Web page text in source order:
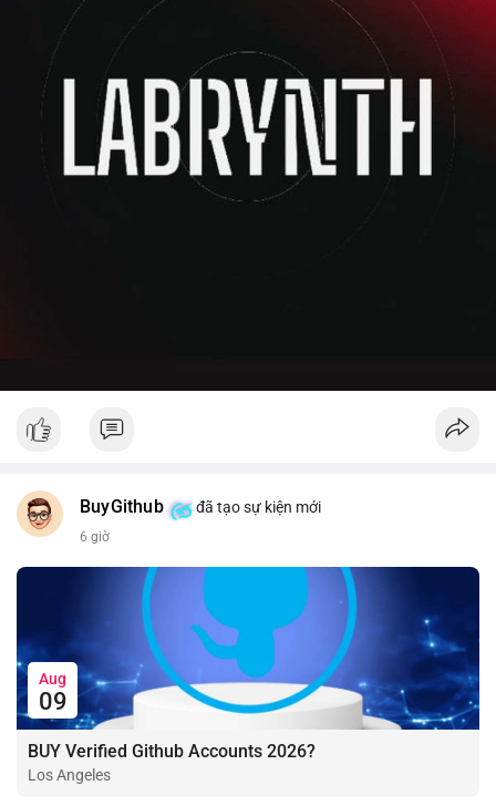
BuyGithub đã tạo sự kiện mới
6 giờ
Aug
09
BUY Verified Github Accounts 2026?
Los Angeles